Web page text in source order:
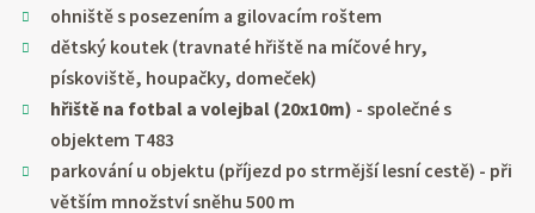
ohniště s posezením a gilovacím roštem
dětský koutek (travnaté hřiště na míčové hry,
pískoviště, houpačky, domeček)
hřiště na fotbal a volejbal (20x10m) - společné s
objektem T483
parkování u objektu (příjezd po strmější lesní cestě) - při
větším množství sněhu 500 m